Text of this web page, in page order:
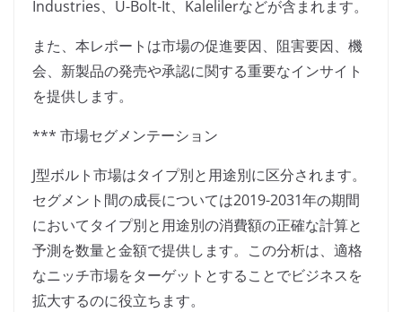
Industries、U-Bolt-It、Kalelilerなどが含まれます。
また、本レポートは市場の促進要因、阻害要因、機
会、新製品の発売や承認に関する重要なインサイト
を提供します。
*** 市場セグメンテーション
J型ボルト市場はタイプ別と用途別に区分されます。
セグメント間の成長については2019-2031年の期間
においてタイプ別と用途別の消費額の正確な計算と
予測を数量と金額で提供します。この分析は、適格
なニッチ市場をターゲットとすることでビジネスを
拡大するのに役立ちます。